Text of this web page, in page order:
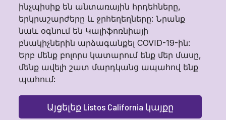
ինչպիսիք են անտառային հրդեհները,
երկրաշարժերը և ջրհեղեղները: Նրանք
նաև օգնում են Կալիֆոռնիայի
բնակիչներին արձագանքել COVID-19-ին:
Երբ մենք բոլորս կատարում ենք մեր մասը,
մենք ավելի շատ մարդկանց ապահով ենք
պահում:
Այցելեք Listos California կայքը